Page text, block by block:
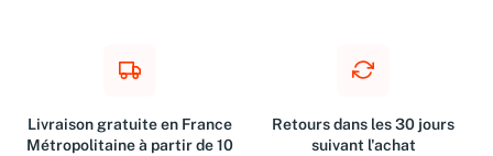
Livraison gratuite en France
Métropolitaine à partir de 10
Retours dans les 30 jours
suivant l'achat